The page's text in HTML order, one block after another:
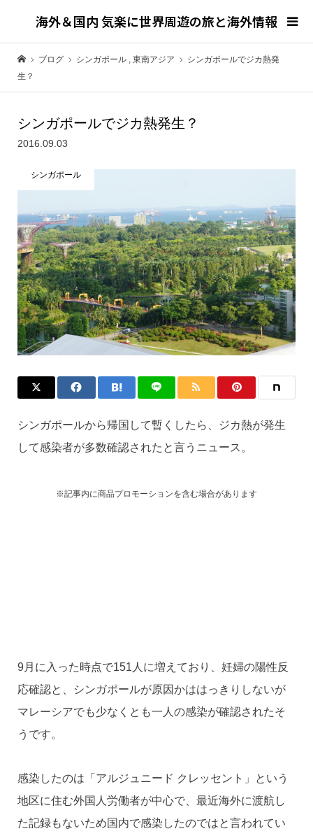
海外＆国内 気楽に世界周遊の旅と海外情報
ブログ シンガポール , 東南アジア
シンガポールでジカ熱発
生？
シンガポールでジカ熱発生？
2016.09.03
シンガポール
シンガポールから帰国して暫くしたら、ジカ熱が発生
して感染者が多数確認されたと言うニュース。
※記事内に商品プロモーションを含む場合があります
9月に入った時点で151人に増えており、妊婦の陽性反
応確認と、シンガポールが原因かははっきりしないが
マレーシアでも少なくとも一人の感染が確認されたそ
うです。
感染したのは「アルジュニード クレッセント」という
地区に住む外国人労働者が中心で、最近海外に渡航し
た記録もないため国内で感染したのではと言われてい